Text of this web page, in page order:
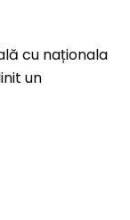
cu naționala
un